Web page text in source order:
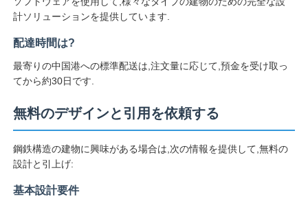
計ソリューションを提供しています.
配達時間は?
最寄りの中国港への標準配送は,注文量に応じて,預金を受け取っ
てから約30日です.
無料のデザインと引用を依頼する
鋼鉄構造の建物に興味がある場合は,次の情報を提供して,無料の
設計と引上げ:
基本設計要件